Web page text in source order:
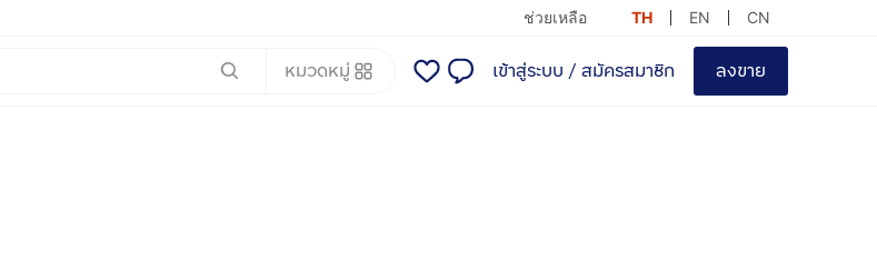
ช่วยเหลือ TH EN CN
หมวดหมู่ เข้าสู่ระบบ / สมัครสมาชิก ลงขาย